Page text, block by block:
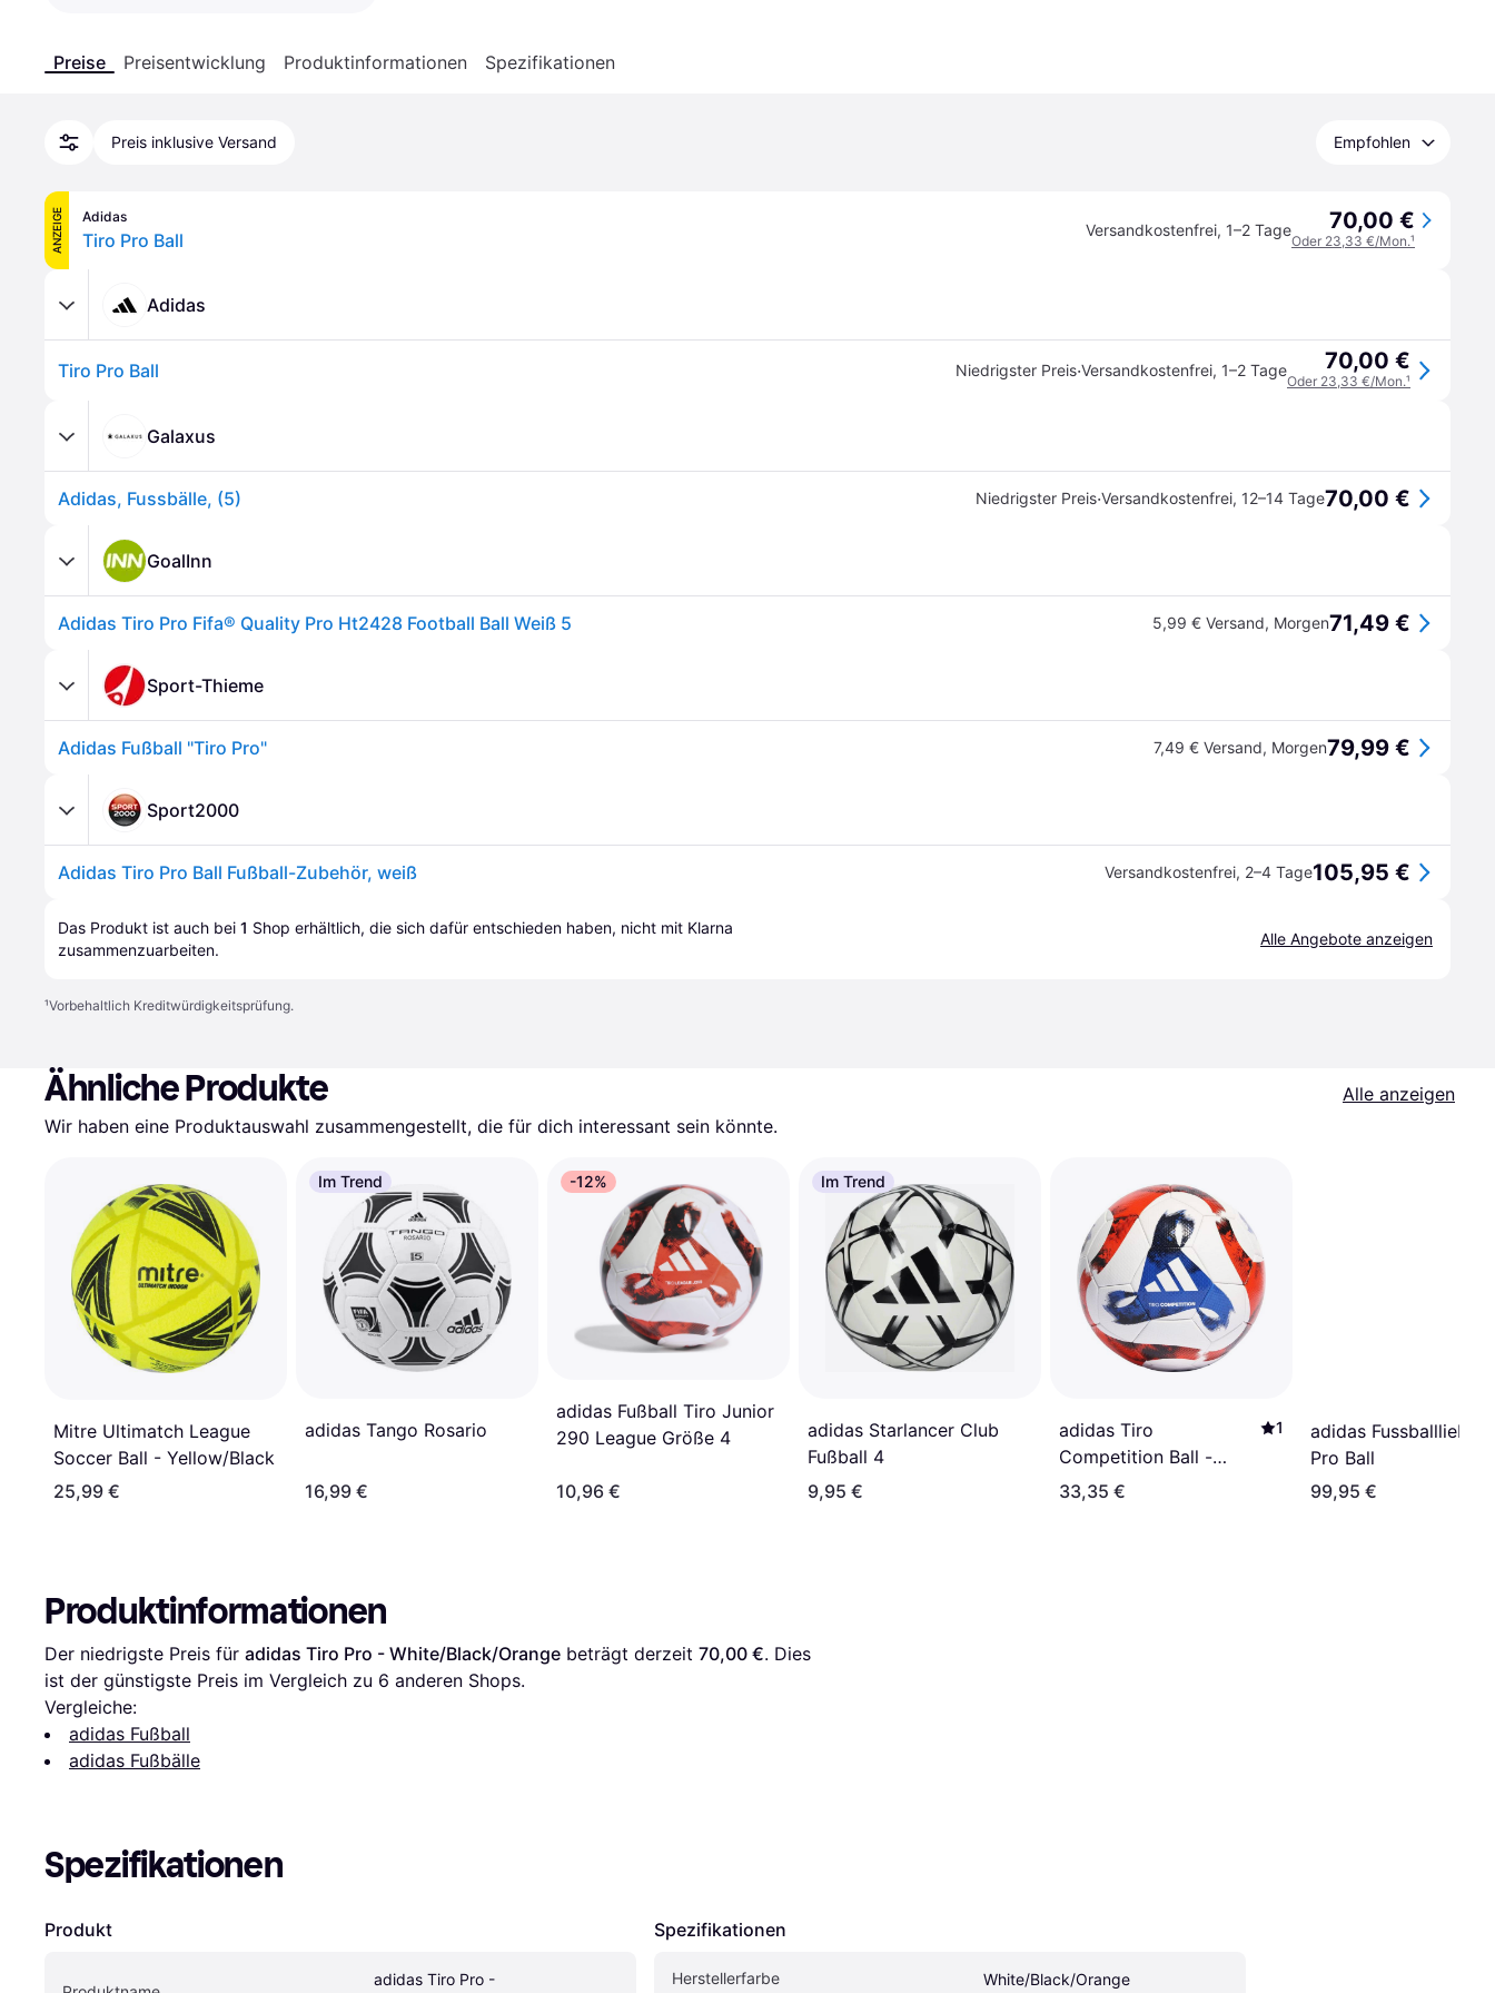
Preise Preisentwicklung Produktinformationen Spezifikationen
Preis inklusive Versand Empfohlen
ANZEIGE Adidas
Tiro Pro Ball Versandkostenfrei, 1–2 Tage 70,00 €
Oder 23,33 €/Mon.¹
Adidas
Tiro Pro Ball Niedrigster Preis·Versandkostenfrei, 1–2 Tage 70,00 €
Oder 23,33 €/Mon.¹
Galaxus
Adidas, Fussbälle, (5) Niedrigster Preis·Versandkostenfrei, 12–14 Tage70,00 €
GoalInn
Adidas Tiro Pro Fifa® Quality Pro Ht2428 Football Ball Weiß 5 5,99 € Versand, Morgen71,49 €
Sport-Thieme
Adidas Fußball "Tiro Pro" 7,49 € Versand, Morgen79,99 €
Sport2000
Adidas Tiro Pro Ball Fußball-Zubehör, weiß Versandkostenfrei, 2–4 Tage105,95 €
Das Produkt ist auch bei 1 Shop erhältlich, die sich dafür entschieden haben, nicht mit Klarna
zusammenzuarbeiten.
Alle Angebote anzeigen
¹Vorbehaltlich Kreditwürdigkeitsprüfung.
Ähnliche Produkte
Alle anzeigen
Wir haben eine Produktauswahl zusammengestellt, die für dich interessant sein könnte.
Mitre Ultimatch League
Soccer Ball - Yellow/Black
25,99 €
Im Trend
adidas Tango Rosario
16,99 €
-12%
adidas Fußball Tiro Junior
290 League Größe 4
10,96 €
Im Trend
adidas Starlancer Club
Fußball 4
9,95 €
adidas Tiro
Competition Ball -
White/Black/Team Solar
1
33,35 €
adidas Fussballliebe
Pro Ball
99,95 €
Produktinformationen
Der niedrigste Preis für adidas Tiro Pro - White/Black/Orange beträgt derzeit 70,00 €. Dies
ist der günstigste Preis im Vergleich zu 6 anderen Shops.
Vergleiche:
adidas Fußball
adidas Fußbälle
Spezifikationen
Produkt
adidas Tiro Pro -
Spezifikationen
Herstellerfarbe White/Black/Orange